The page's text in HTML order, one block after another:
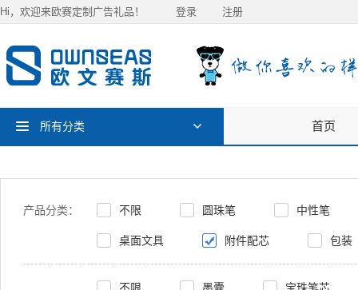
Hi，欢迎来欧赛定制广告礼品！ 登录 注册
所有分类 首页
产品分类： 不限 圆珠笔 中性笔
桌面文具 附件配芯 包装